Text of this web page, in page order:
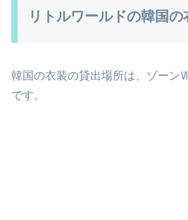
リトルワールドの韓国の
韓国の衣装の貸出場所は、ゾー
です。